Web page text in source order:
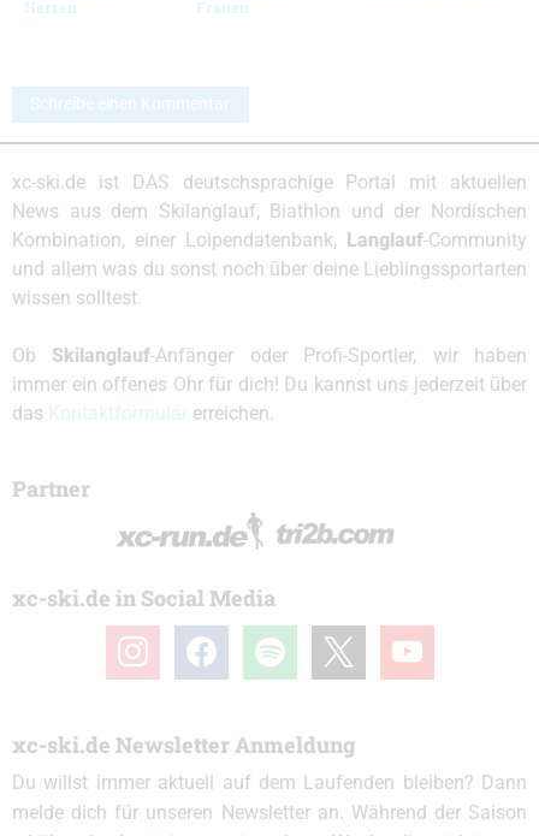
Herren
Frauen
Schreibe einen Kommentar
xc-ski.de ist DAS deutschsprachige Portal mit aktuellen
News aus dem Skilanglauf, Biathlon und der Nordischen
Kombination, einer Loipendatenbank,
Langlauf-Community
und allem was du sonst noch über deine Lieblingssportarten
wissen solltest.
Ob Skilanglauf-Anfänger oder Profi-Sportler, wir haben
immer ein offenes Ohr für dich! Du kannst uns jederzeit über
das
erreichen.
Partner
xc-ski.de in Social Media
instagramfacebook spotify youtube
xc-ski.de Newsletter Anmeldung
Du willst immer aktuell auf dem Laufenden bleiben? Dann
melde dich für unseren Newsletter an. Während der Saison